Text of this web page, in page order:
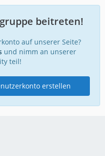
beitreten!
auf unserer Seite?
und nimm an unserer
teil!
erstellen